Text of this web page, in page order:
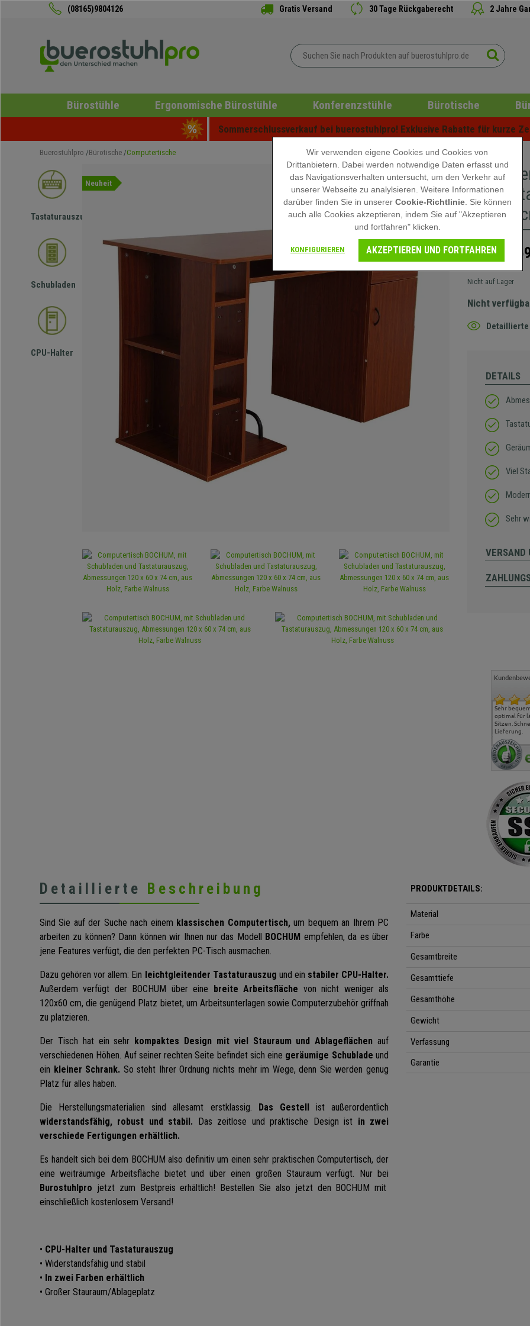
(08165)9804126 Gratis Versand 30 Tage Rückgaberecht 2 Jahre
Bürostühle Ergonomische Bürostühle Konferenzstühle Bürotische
Sommerschlussverkauf bei buerostuhlpro! Exklusive Rabatte für kurze
Buerostuhlpro Bürotische Computertische
Tastaturauszug
Schubladen
CPU-Halter
Neuheit
und
60 x 74
229,90 €
Nicht auf Lager
Nicht
Detaillierte
DETAILS
Viel
Sehr
VERSAND
Sehr
optimal für
Sitzen.
Lieferung.
Detaillierte Beschreibung
Sind Sie auf der Suche nach einem klassischen Computertisch,um bequem an Ihrem PC
arbeiten zu können? Dann können wir Ihnen nur das Modell BOCHUM empfehlen, da es über
jene Features verfügt, die den perfekten PC-Tisch ausmachen.
Dazu gehören vor allem: Ein leichtgleitender Tastaturauszug und ein stabiler CPU-Halter.
Außerdem verfügt der BOCHUM über eine breite Arbeitsfläche von nicht weniger als
120x60 cm, die genügend Platz bietet, um Arbeitsunterlagen sowie Computerzubehör griffnah
zu platzieren.
Der Tisch hat ein sehr kompaktes Design mit viel Stauraum und Ablageflächen auf
verschiedenen Höhen. Auf seiner rechten Seite befindet sich eine geräumige Schublade und
ein kleiner Schrank. So steht Ihrer Ordnung nichts mehr im Wege, denn Sie werden genug
Platz für alles haben.
Die Herstellungsmaterialien sind allesamt erstklassig. Das Gestellist außerordentlich
widerstandsfähig, robust und stabil. Das zeitlose und praktische Design ist in zwei
verschiede Fertigungen erhältlich.
Es handelt sich bei dem BOCHUM also definitiv um einen sehr praktischen Computertisch, der
eine weiträumige Arbeitsfläche bietet und über einen großen Stauraum verfügt. Nur bei
Burostuhlpro jetzt zum Bestpreis erhältlich! Bestellen Sie also jetzt den BOCHUM mit
einschließlich kostenlosem Versand!
• CPU-Halter und Tastaturauszug
• Widerstandsfähig und stabil
• In zwei Farben erhältlich
• Großer Stauraum/Ablageplatz
PRODUKTDETAILS:
Material
Farbe
Gesamtbreite
Gesamttiefe
Gesamthöhe
Gewicht
Verfassung
Garantie
Wir verwenden eigene Cookies und Cookies von
Drittanbietern. Dabei werden notwendige Daten erfasst und
das Navigationsverhalten untersucht, um den Verkehr auf
unserer Webseite zu analylsieren. Weitere Informationen
darüber finden Sie in unserer Cookie-Richtlinie. Sie können
auch alle Cookies akzeptieren, indem Sie auf "Akzeptieren
und fortfahren" klicken.
KONFIGURIEREN AKZEPTIEREN UND FORTFAHREN